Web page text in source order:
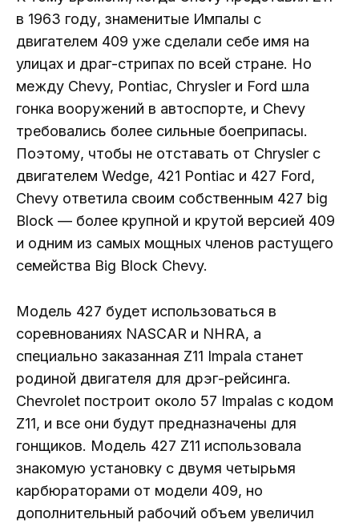
в 1963 году, знаменитые Импалы с
двигателем 409 уже сделали себе имя на
улицах и драг-стрипах по всей стране. Но
между Chevy, Pontiac, Chrysler и Ford шла
гонка вооружений в автоспорте, и Chevy
требовались более сильные боеприпасы.
Поэтому, чтобы не отставать от Chrysler с
двигателем Wedge, 421 Pontiac и 427 Ford,
Chevy ответила своим собственным 427 big
Block — более крупной и крутой версией 409
и одним из самых мощных членов растущего
семейства Big Block Chevy.
Модель 427 будет использоваться в
соревнованиях NASCAR и NHRA, а
специально заказанная Z11 Impala станет
родиной двигателя для дрэг-рейсинга.
Chevrolet построит около 57 Impalas с кодом
Z11, и все они будут предназначены для
гонщиков. Модель 427 Z11 использовала
знакомую установку с двумя четырьмя
карбюраторами от модели 409, но
дополнительный рабочий объем увеличил